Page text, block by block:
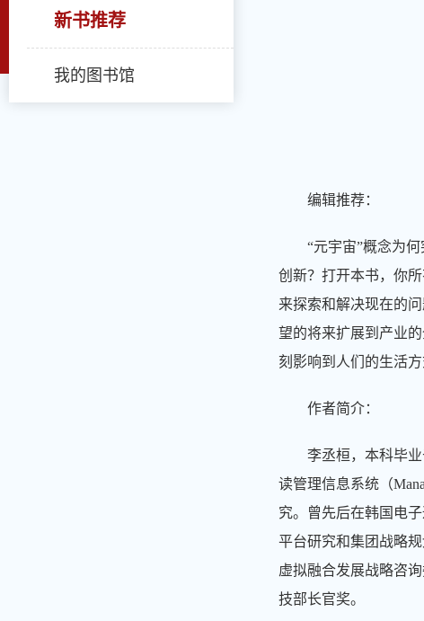
新书推荐
我的图书馆
编辑推荐：
“元宇宙”概念为
创新？打开本书，你
来探索和解决现在的
望的将来扩展到产业
刻影响到人们的生活方
作者简介：
李丞桓，本科毕
读管理信息系统（
究。曾先后在韩国电
平台研究和集团战略
虚拟融合发展战略咨
技部长官奖。